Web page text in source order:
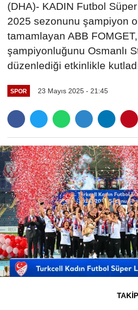
(DHA)- KADIN Futbol
2025 sezonunu şampiyon
tamamlayan ABB FOMGET,
şampiyonluğunu Osmanlı
düzenlediği etkinlikle
SPOR 23 Mayıs 2025 - 21:45